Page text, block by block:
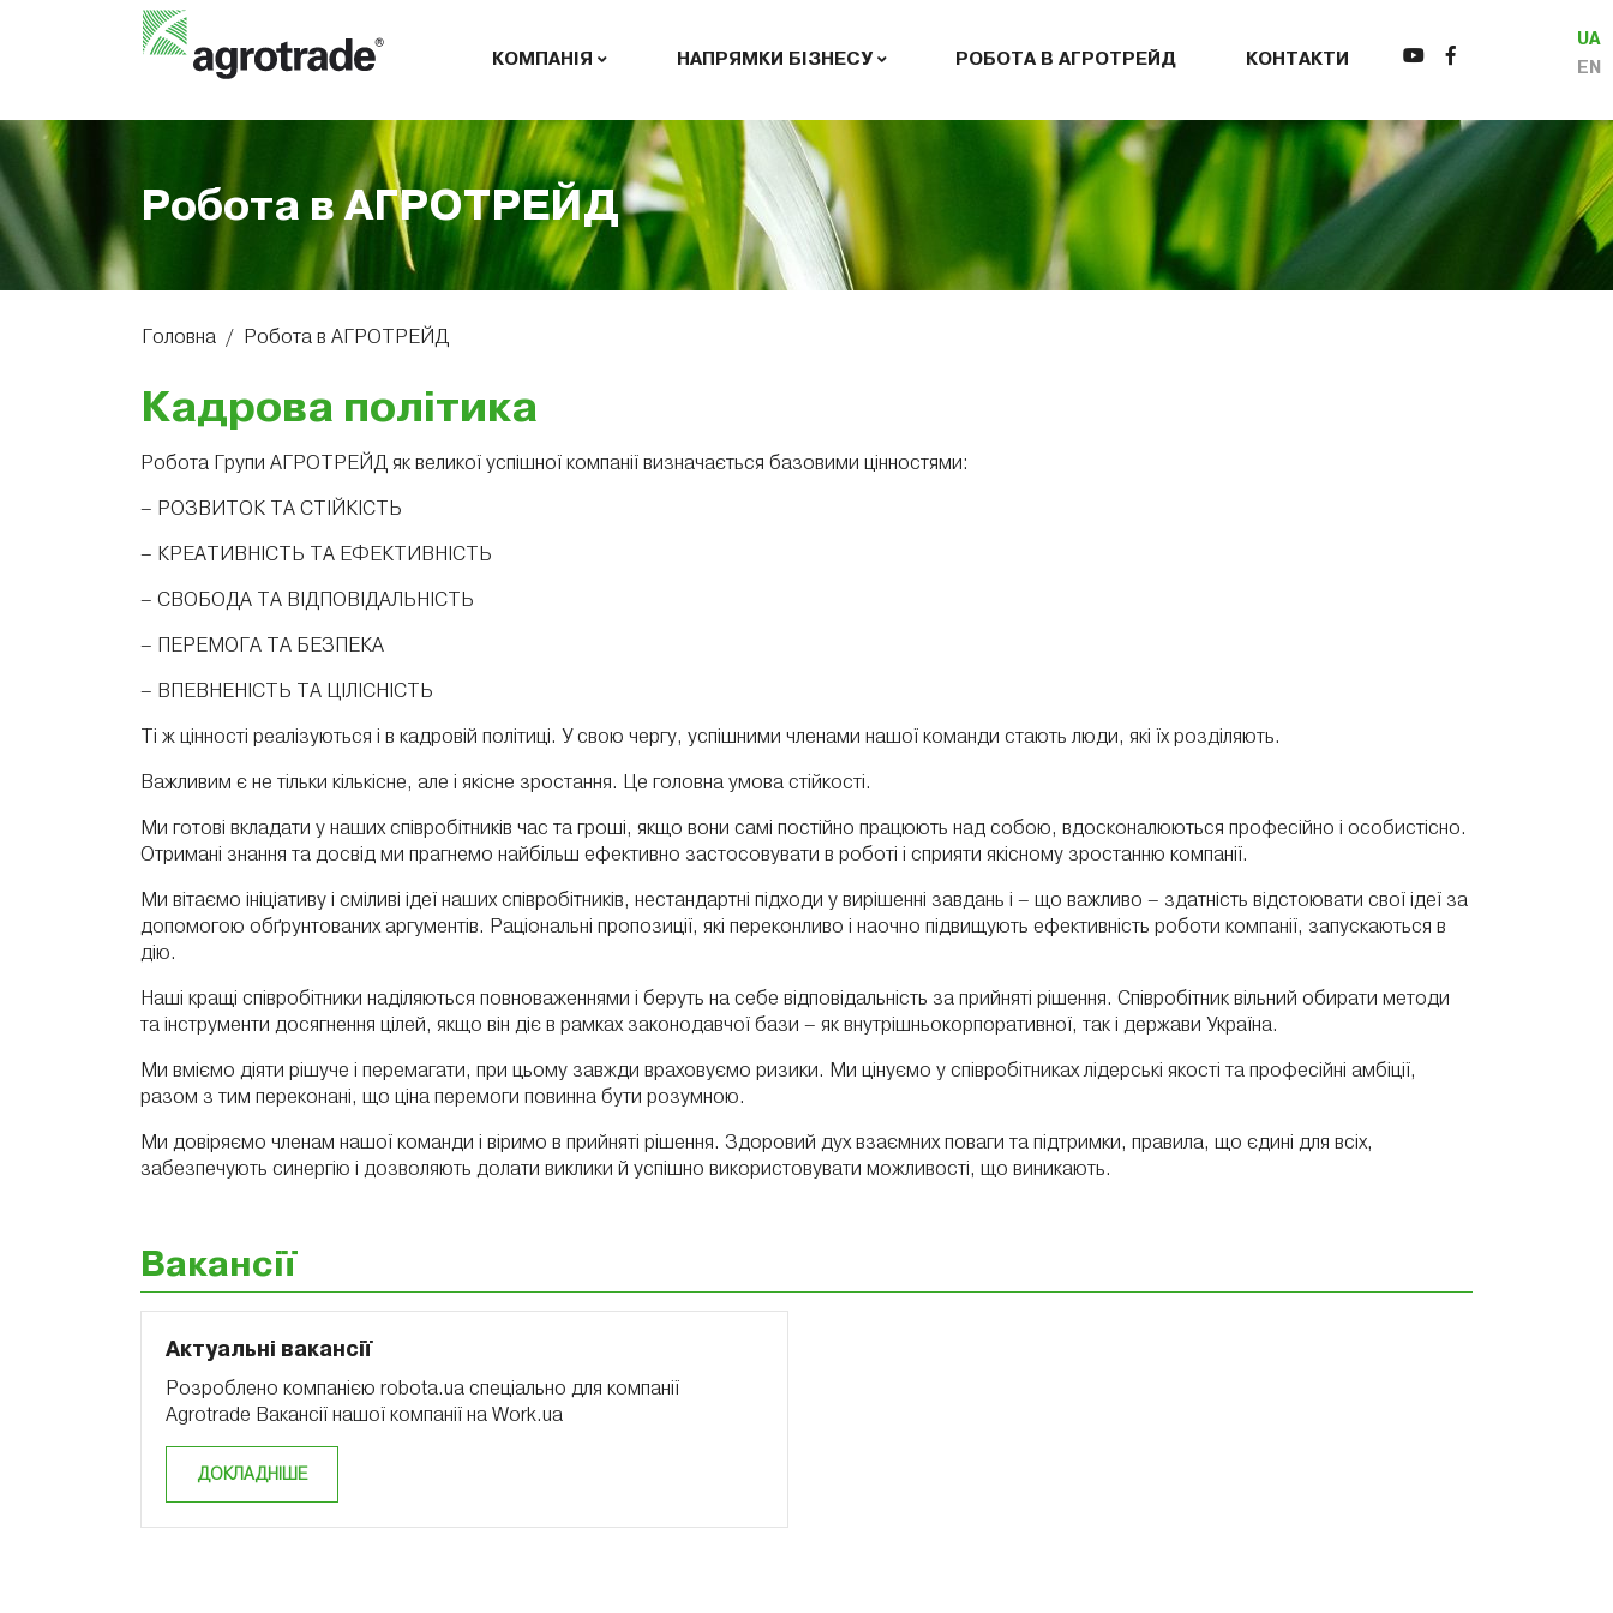
КОМПАНІЯ НАПРЯМКИ БІЗНЕСУ РОБОТА В АГРОТРЕЙД КОНТАКТИ
UA
EN
Робота в АГРОТРЕЙД
Головна / Робота в АГРОТРЕЙД
Кадрова політика
Робота Групи АГРОТРЕЙД як великої успішної компанії визначається базовими цінностями:
– РОЗВИТОК ТА СТІЙКІСТЬ
– КРЕАТИВНІСТЬ ТА ЕФЕКТИВНІСТЬ
– СВОБОДА ТА ВІДПОВІДАЛЬНІСТЬ
– ПЕРЕМОГА ТА БЕЗПЕКА
– ВПЕВНЕНІСТЬ ТА ЦІЛІСНІСТЬ
Ті ж цінності реалізуються і в кадровій політиці. У свою чергу, успішними членами нашої команди стають люди, які їх розділяють.
Важливим є не тільки кількісне, але і якісне зростання. Це головна умова стійкості.
Ми готові вкладати у наших співробітників час та гроші, якщо вони самі постійно працюють над собою, вдосконалюються професійно і особистісно.
Отримані знання та досвід ми прагнемо найбільш ефективно застосовувати в роботі і сприяти якісному зростанню компанії.
Ми вітаємо ініціативу і сміливі ідеї наших співробітників, нестандартні підходи у вирішенні завдань і – що важливо – здатність відстоювати свої ідеї за
допомогою обґрунтованих аргументів. Раціональні пропозиції, які переконливо і наочно підвищують ефективність роботи компанії, запускаються в
дію.
Наші кращі співробітники наділяються повноваженнями і беруть на себе відповідальність за прийняті рішення. Співробітник вільний обирати методи
та інструменти досягнення цілей, якщо він діє в рамках законодавчої бази – як внутрішньокорпоративної, так і держави Україна.
Ми вміємо діяти рішуче і перемагати, при цьому завжди враховуємо ризики. Ми цінуємо у співробітниках лідерські якості та професійні амбіції,
разом з тим переконані, що ціна перемоги повинна бути розумною.
Ми довіряємо членам нашої команди і віримо в прийняті рішення. Здоровий дух взаємних поваги та підтримки, правила, що єдині для всіх,
забезпечують синергію і дозволяють долати виклики й успішно використовувати можливості, що виникають.
Вакансії
Актуальні вакансії
Розроблено компанією robota.ua спеціально для компанії
Agrotrade Вакансії нашої компанії на Work.ua
ДОКЛАДНІШЕ